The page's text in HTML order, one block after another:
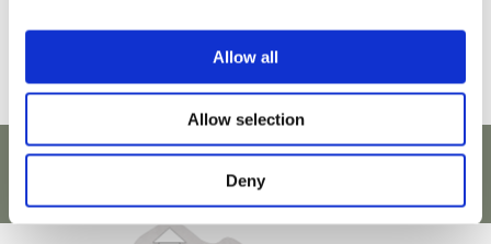
Allow all
Allow selection
Deny